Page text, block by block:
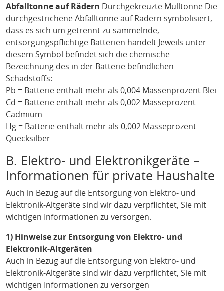
Abfalltonne auf Rädern Durchgekreuzte Mülltonne Die
durchgestrichene Abfalltonne auf Rädern symbolisiert,
dass es sich um getrennt zu sammelnde,
entsorgungspflichtige Batterien handelt Jeweils unter
diesem Symbol befindet sich die chemische
Bezeichnung des in der Batterie befindlichen
Schadstoffs:
Pb = Batterie enthält mehr als 0,004 Massenprozent Blei
Cd = Batterie enthält mehr als 0,002 Masseprozent
Cadmium
Hg = Batterie enthält mehr als 0,002 Masseprozent
Quecksilber
B. Elektro- und Elektronikgeräte –
Informationen für private Haushalte
Auch in Bezug auf die Entsorgung von Elektro- und
Elektronik-Altgeräte sind wir dazu verpflichtet, Sie mit
wichtigen Informationen zu versorgen.
1) Hinweise zur Entsorgung von Elektro- und
Elektronik-Altgeräten
Auch in Bezug auf die Entsorgung von Elektro- und
Elektronik-Altgeräte sind wir dazu verpflichtet, Sie mit
wichtigen Informationen zu versorgen